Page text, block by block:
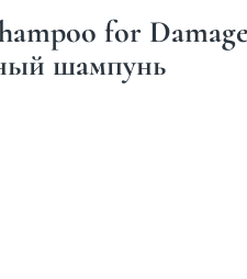
for
шампунь